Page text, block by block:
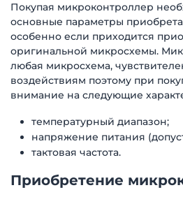
Покупая микроконтроллер
основные параметры
особенно если приходится
оригинальной микросхемы.
любая микросхема,
воздействиям поэтому при
внимание на следующие
температурный диапазон;
напряжение питания
тактовая частота.
Приобретение